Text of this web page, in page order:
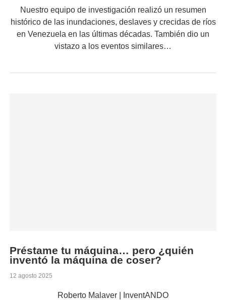
Nuestro equipo de investigación realizó un resumen
histórico de las inundaciones, deslaves y crecidas de ríos
en Venezuela en las últimas décadas. También dio un
vistazo a los eventos similares…
Préstame tu máquina… pero ¿quién
inventó la máquina de coser?
12 agosto 2025
Roberto Malaver | InventANDO